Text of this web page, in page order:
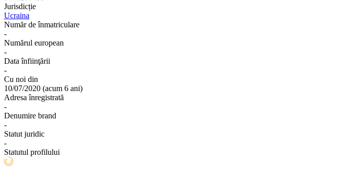
Jurisdicție
Ucraina
Număr de înmatriculare
-
Numărul european
-
Data înfiinţării
-
Cu noi din
10/07/2020 (acum 6 ani)
Adresa înregistrată
-
Denumire brand
-
Statut juridic
-
Statutul profilului